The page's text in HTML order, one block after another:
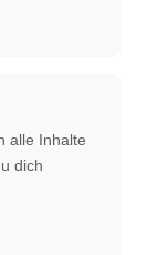
alle Inhalte
dich